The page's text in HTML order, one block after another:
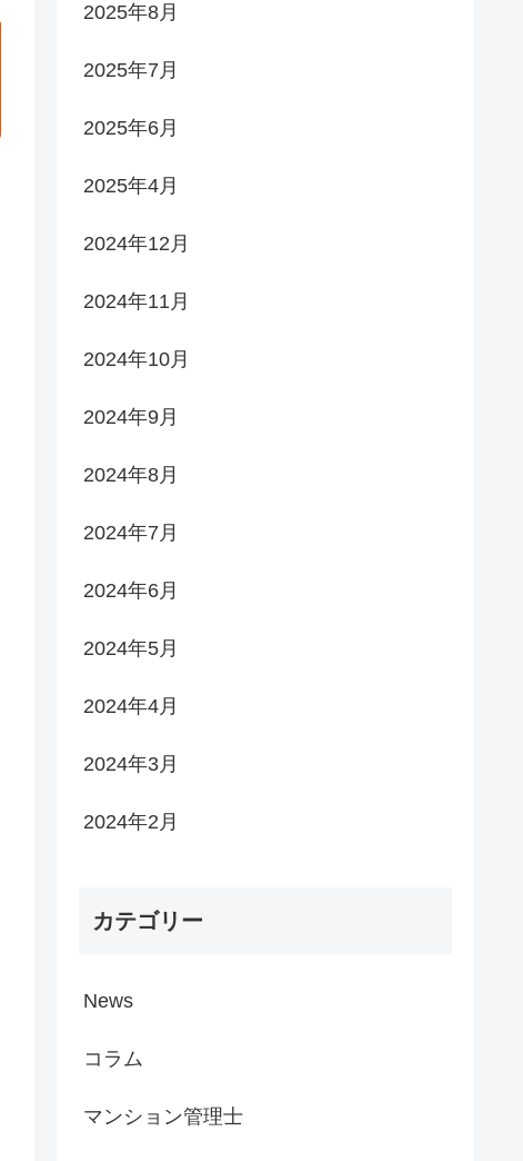
2025年8月
2025年7月
2025年6月
2025年4月
2024年12月
2024年11月
2024年10月
2024年9月
2024年8月
2024年7月
2024年6月
2024年5月
2024年4月
2024年3月
2024年2月
カテゴリー
News
コラム
マンション管理士